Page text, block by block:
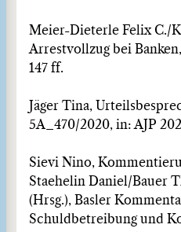
Meier-Dieterle Felix C./
Arrestvollzug bei
147 ff.
Jäger Tina,
5A_470/2020, in: AJP
Sievi Nino,
Staehelin Daniel/Bauer
(Hrsg.), Basler
Schuldbetreibung und